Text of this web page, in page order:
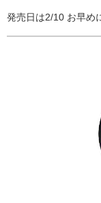
発売日は2/10 お早め